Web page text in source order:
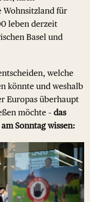
Wohnsitzland für
leben derzeit
Basel und
welche
könnte und weshalb
Europas überhaupt
möchte – das
Sonntag wissen: